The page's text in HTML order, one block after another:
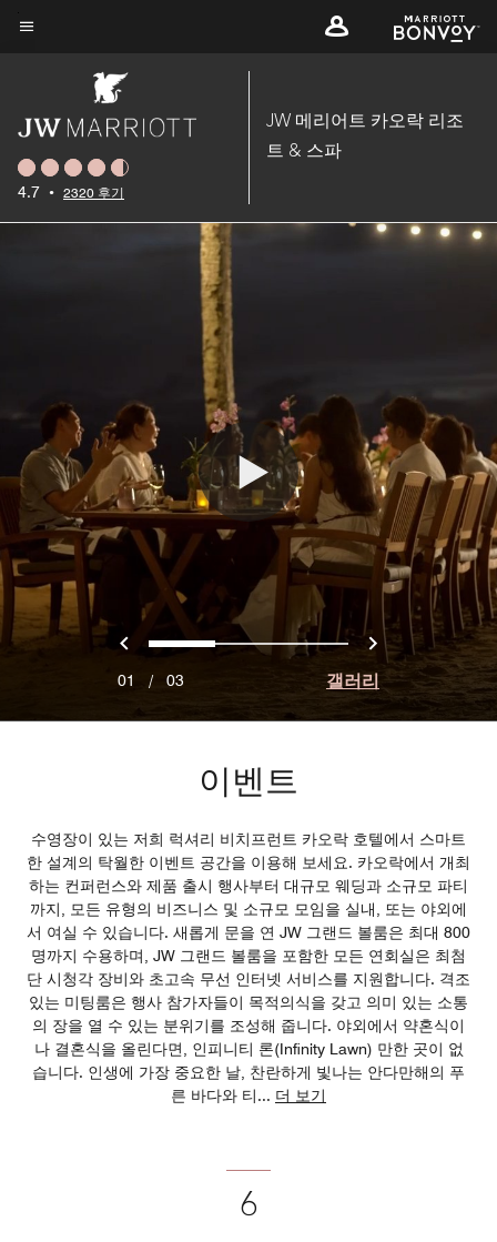
Skip
4.7 • 2320 후기
JW 메리어트 카오락 리조
트 & 스파
이전0 1 2 다음
01 / 03 갤러리
이벤트
수영장이 있는 저희 럭셔리 비치프런트 카오락 호텔에서 스마트
한 설계의 탁월한 이벤트 공간을 이용해 보세요. 카오락에서 개최
하는 컨퍼런스와 제품 출시 행사부터 대규모 웨딩과 소규모 파티
까지, 모든 유형의 비즈니스 및 소규모 모임을 실내, 또는 야외에
서 여실 수 있습니다. 새롭게 문을 연 JW 그랜드 볼룸은 최대 800
명까지 수용하며, JW 그랜드 볼룸을 포함한 모든 연회실은 최첨
단 시청각 장비와 초고속 무선 인터넷 서비스를 지원합니다. 격조
있는 미팅룸은 행사 참가자들이 목적의식을 갖고 의미 있는 소통
의 장을 열 수 있는 분위기를 조성해 줍니다. 야외에서 약혼식이
나 결혼식을 올린다면, 인피니티 론(Infinity Lawn) 만한 곳이 없
습니다. 인생에 가장 중요한 날, 찬란하게 빛나는 안다만해의 푸
른 바다와 티... 더 보기
6